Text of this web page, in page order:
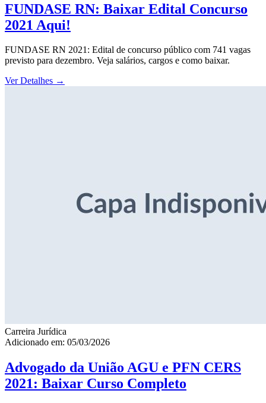
FUNDASE RN: Baixar Edital Concurso
2021 Aqui!
FUNDASE RN 2021: Edital de concurso público com 741 vagas
previsto para dezembro. Veja salários, cargos e como baixar.
Ver Detalhes →
Carreira Jurídica
Adicionado em: 05/03/2026
Advogado da União AGU e PFN CERS
2021: Baixar Curso Completo